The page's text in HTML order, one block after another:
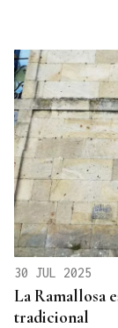
30 JUL 2025
La Ramallosa
tradicional